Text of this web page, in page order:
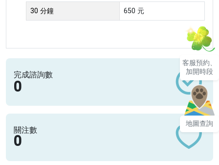
30 分鐘 650 元
完成諮詢數
0
關注數
0
客服預約、
加開時段
地圖查詢